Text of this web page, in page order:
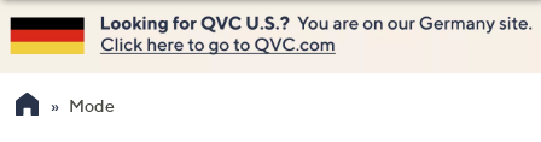
verfügbar
sind,
verwenden
Sie
Mode